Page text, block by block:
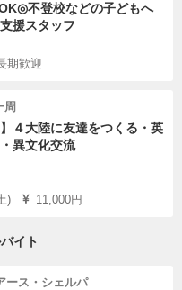
不登校などの子どもへ
援スタッフ
期歓迎
周
４大陸に友達をつくる・英
異文化交流
)
11,000円
イト
ース・シェルパ